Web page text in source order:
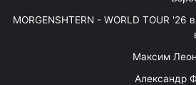
MORGENSHTERN - WORLD TOUR
Максим
Александр